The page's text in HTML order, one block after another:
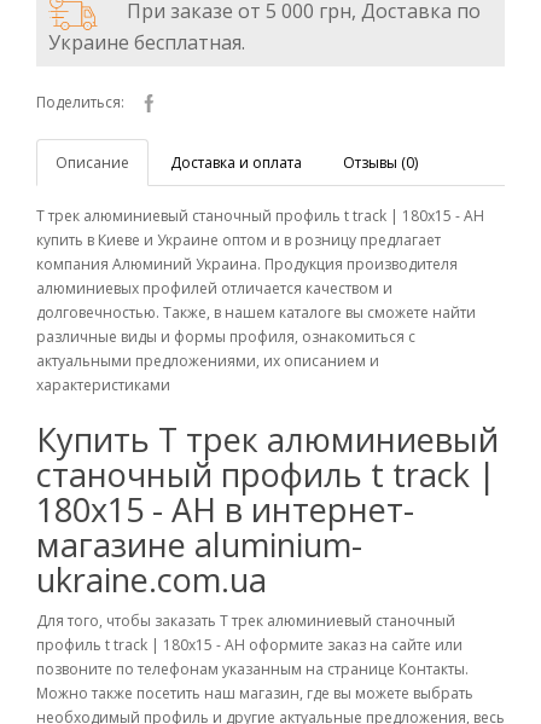
При заказе от 5 000 грн, Доставка по
Украине бесплатная.
Поделиться:
Описание Доставка и оплата Отзывы (0)
Т трек алюминиевый станочный профиль t track | 180х15 - АН
купить в Киеве и Украине оптом и в розницу предлагает
компания Алюминий Украина. Продукция производителя
алюминиевых профилей отличается качеством и
долговечностью. Также, в нашем каталоге вы сможете найти
различные виды и формы профиля, ознакомиться с
актуальными предложениями, их описанием и
характеристиками
Купить Т трек алюминиевый
станочный профиль t track |
180х15 - АН в интернет-
магазине aluminium-
ukraine.com.ua
Для того, чтобы заказать Т трек алюминиевый станочный
профиль t track | 180х15 - АН оформите заказ на сайте или
позвоните по телефонам указанным на странице Контакты.
Можно также посетить наш магазин, где вы можете выбрать
необходимый профиль и другие актуальные предложения, весь